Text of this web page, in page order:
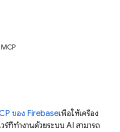
ของ Firebaseเพื่อให้เครื่อง
ที่ทำงานด้วยระบบ AI สามารถ